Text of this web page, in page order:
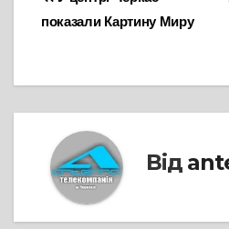
записів
показали Картину Миру
Від